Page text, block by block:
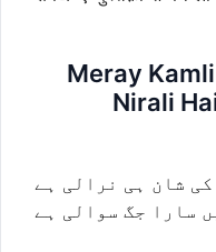
Meray
Nirali
شان ہی نرالی ہے
سارا جگ سوالی ہے